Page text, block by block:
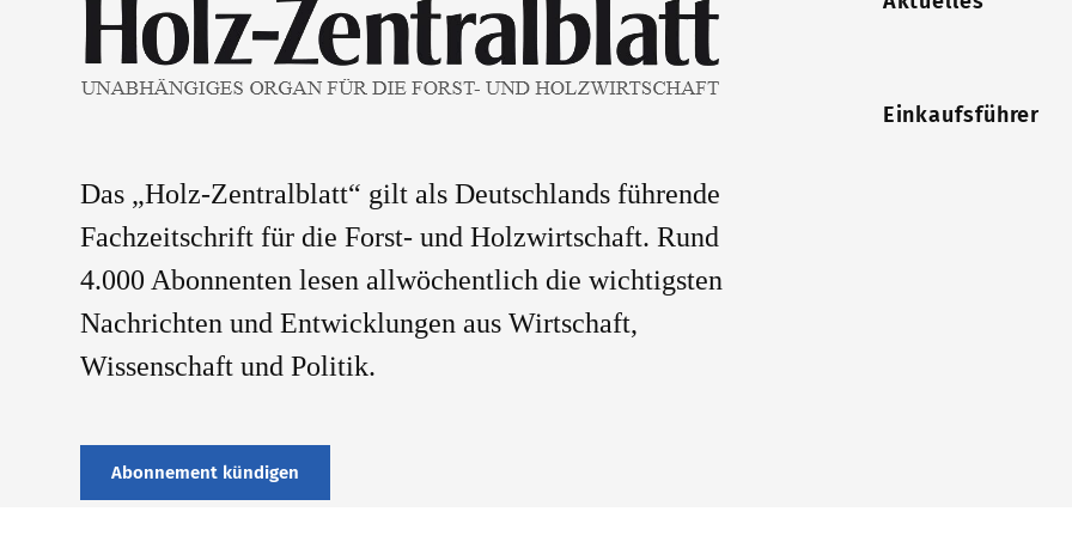
Das „Holz-Zentralblatt“ gilt als Deutschlands führende
Fachzeitschrift für die Forst- und Holzwirtschaft. Rund
4.000 Abonnenten lesen allwöchentlich die wichtigsten
Nachrichten und Entwicklungen aus Wirtschaft,
Wissenschaft und Politik.
Abonnement kündigen
Einkaufsführer